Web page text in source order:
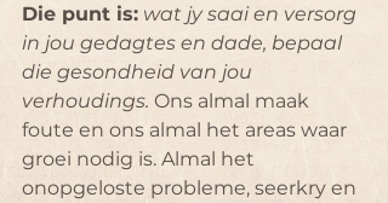
Die punt is: wat jy saai en versorg
in jou gedagtes en dade, bepaal
die gesondheid van jou
verhoudings. Ons almal maak
foute en ons almal het areas waar
groei nodig is. Almal het
onopgeloste probleme, seerkry en